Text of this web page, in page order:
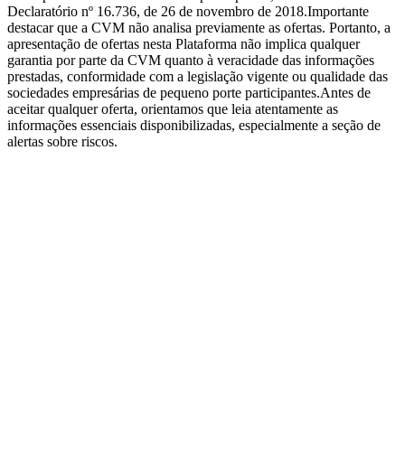
Declaratório nº 16.736, de 26 de novembro de 2018.Importante
destacar que a CVM não analisa previamente as ofertas. Portanto, a
apresentação de ofertas nesta Plataforma não implica qualquer
garantia por parte da CVM quanto à veracidade das informações
prestadas, conformidade com a legislação vigente ou qualidade das
sociedades empresárias de pequeno porte participantes.Antes de
aceitar qualquer oferta, orientamos que leia atentamente as
informações essenciais disponibilizadas, especialmente a seção de
alertas sobre riscos.